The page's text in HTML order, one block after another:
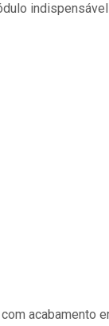
acabamento